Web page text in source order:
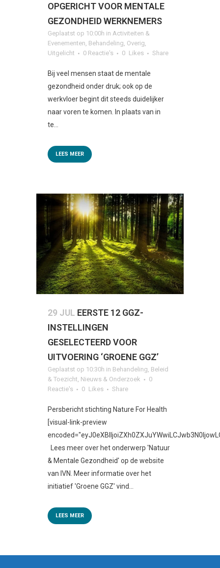
OPGERICHT VOOR MENTALE
GEZONDHEID WERKNEMERS
Geplaatst op 10:00h in Activiteiten &
Evenementen Behandeling Overig
Uitgelicht
0 Reactie's 0 Likes Share
Bij veel mensen staat de mentale
gezondheid onder druk; ook op de
werkvloer begint dit steeds duidelijker
naar voren te komen. In plaats van in
te...
LEES MEER
29 JUL EERSTE 12 GGZ-
INSTELLINGEN
GESELECTEERD VOOR
UITVOERING ‘GROENE GGZ’
Geplaatst op 10:30h in Behandeling, Beleid
& Toezicht, Nieuws & Onderzoek
0
Reactie's
0 Likes Share
Persbericht stichting Nature For Health
[visual-link-preview
Lees meer over het onderwerp 'Natuur
& Mentale Gezondheid' op de website
van IVN. Meer informatie over het
initiatief 'Groene GGZ' vind...
LEES MEER